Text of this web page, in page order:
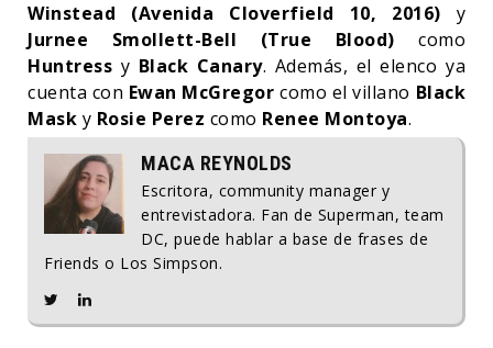
Winstead (Avenida Cloverfield 10, 2016) y
Jurnee Smollett-Bell (True Blood) como
Huntress y Black Canary. Además, el elenco ya
cuenta con Ewan McGregor como el villano Black
Mask y Rosie Perez como Renee Montoya.
MACA REYNOLDS
Escritora, community manager y
entrevistadora. Fan de Superman, team
DC, puede hablar a base de frases de
Friends o Los Simpson.